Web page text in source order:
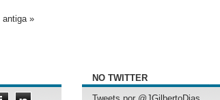
antiga »
NO TWITTER